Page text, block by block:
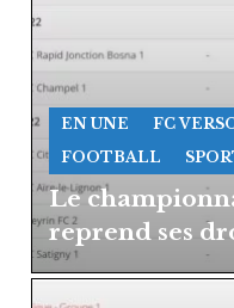
EN UNE
FC
FOOTBALL
Le
reprend ses